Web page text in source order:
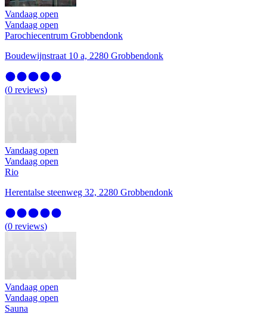
Vandaag open
Vandaag open
Parochiecentrum Grobbendonk
Boudewijnstraat 10 a, 2280 Grobbendonk
(0 reviews)
Vandaag open
Vandaag open
Rio
Herentalse steenweg 32, 2280 Grobbendonk
(0 reviews)
Vandaag open
Vandaag open
Sauna